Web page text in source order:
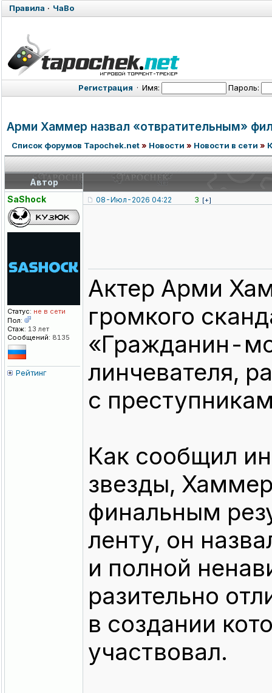
Правила · ЧаВо
Регистрация · Имя: Пароль:
Арми Хаммер назвал «отвратительным»
Список форумов Tapochek.net» Новости » Новости в сети »
Автор
SaShock
Статус: не в сети
Пол:
Стаж: 13 лет
Сообщений: 8135
Рейтинг
08-Июл-2026 04:22 3 [+]
Актер Арми
громкого
«Гражданин-
линчевателя,
с
Как сообщил
звезды,
финальным
ленту, он
и полной
разительно
в создании
участвовал.